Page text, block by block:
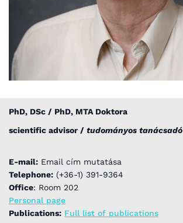
PhD, DSc / PhD, MTA Doktora
scientific advisor / tudományos tanácsadó
E-mail: Email cím mutatása
Telephone: (+36-1) 391-9364
Office: Room 202
Personal page
Publications: Full list of publications